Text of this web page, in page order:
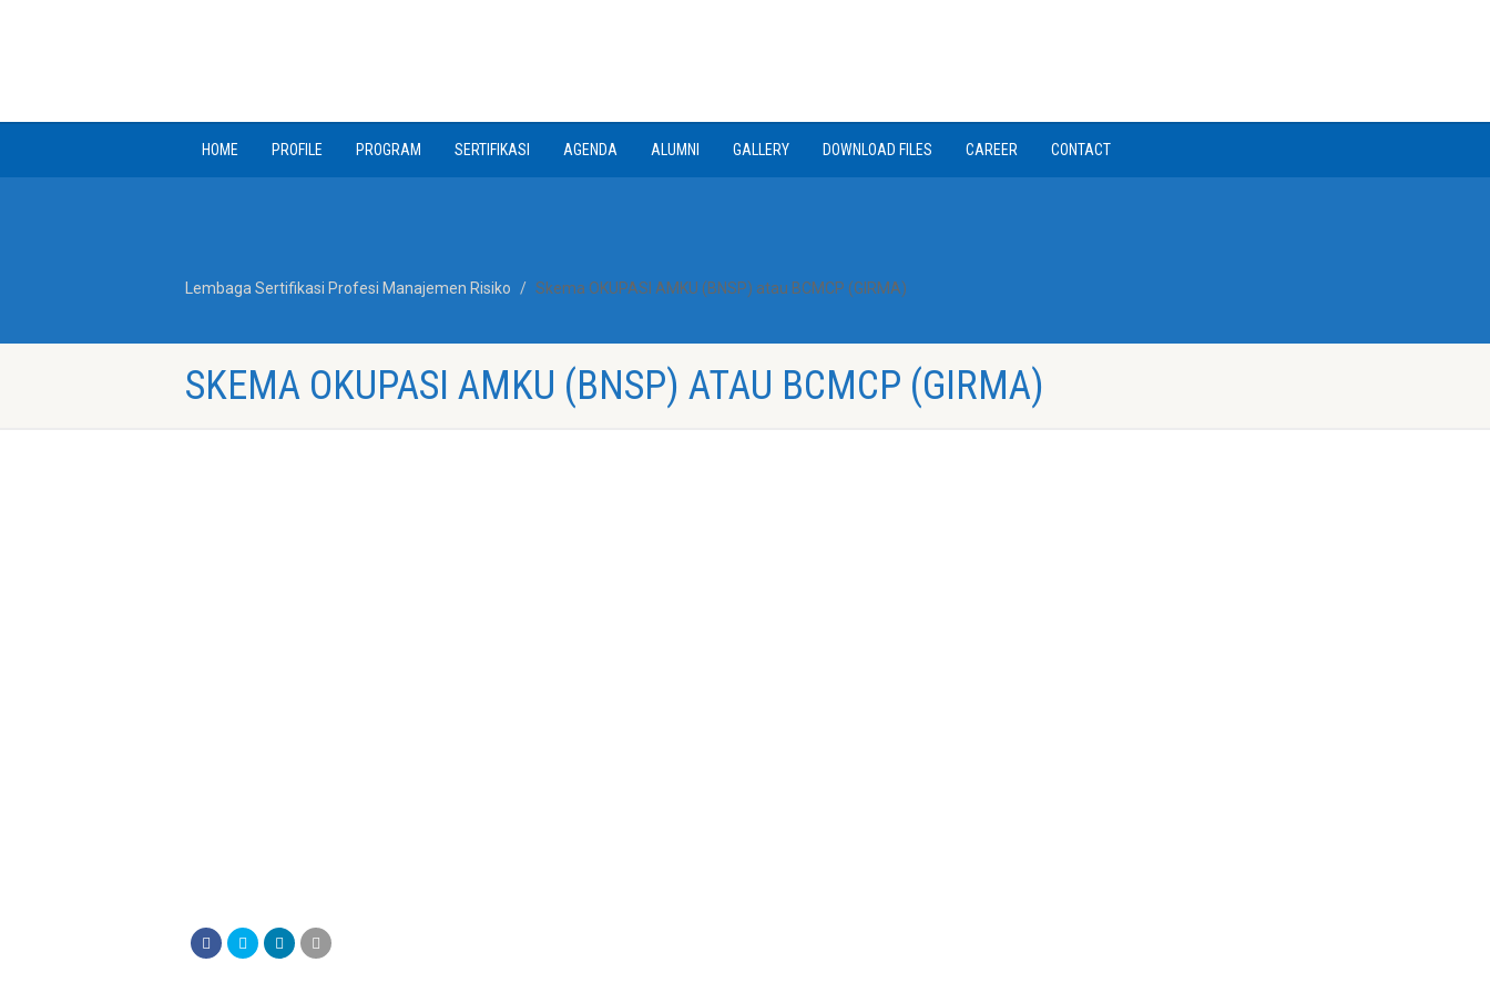
HOME PROFILE PROGRAM SERTIFIKASI AGENDA ALUMNI GALLERY DOWNLOAD FILES CAREER CONTACT
Lembaga Sertifikasi Profesi Manajemen Risiko Skema OKUPASI AMKU (BNSP) atau BCMCP (GIRMA)
SKEMA OKUPASI AMKU (BNSP) ATAU BCMCP (GIRMA)